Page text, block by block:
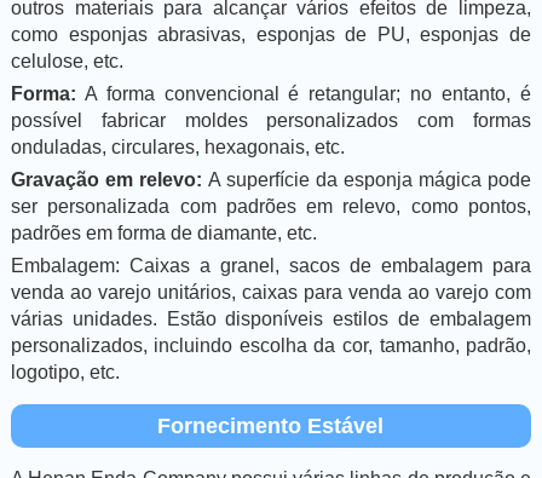
outros materiais para alcançar vários efeitos de limpeza,
como esponjas abrasivas, esponjas de PU, esponjas de
celulose, etc.
Forma: A forma convencional é retangular; no entanto, é
possível fabricar moldes personalizados com formas
onduladas, circulares, hexagonais, etc.
Gravação em relevo: A superfície da esponja mágica pode
ser personalizada com padrões em relevo, como pontos,
padrões em forma de diamante, etc.
Embalagem: Caixas a granel, sacos de embalagem para
venda ao varejo unitários, caixas para venda ao varejo com
várias unidades. Estão disponíveis estilos de embalagem
personalizados, incluindo escolha da cor, tamanho, padrão,
logotipo, etc.
Fornecimento Estável